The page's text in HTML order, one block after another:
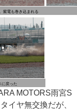
紫電も巻き込まれる
に戻った
MOTORS雨宮S
イヤ無交換だが、